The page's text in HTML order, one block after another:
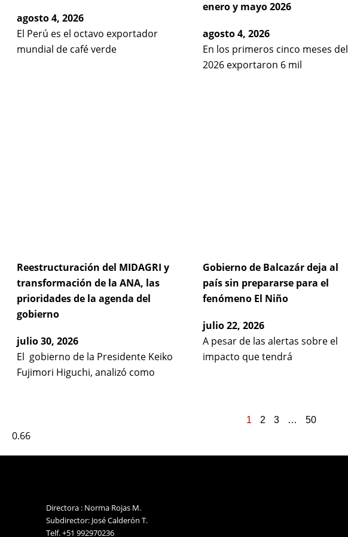
agosto 4, 2026
El Perú es el octavo exportador
mundial de café verde
enero y mayo 2026
agosto 4, 2026
En los primeros cinco meses del
2026 exportaron 6 mil
Reestructuración del MIDAGRI y
transformación de la ANA, las
prioridades de la agenda del
gobierno
julio 30, 2026
El gobierno de la Presidente Keiko
Fujimori Higuchi, analizó como
Gobierno de Balcazár deja al
país sin prepararse para el
fenómeno El Niño
julio 22, 2026
A pesar de las alertas sobre el
impacto que tendrá
1 2 3 … 50
Directora : Norma Rojas M.
Subdirector: José Calderón T.
Telf. +51 992970236